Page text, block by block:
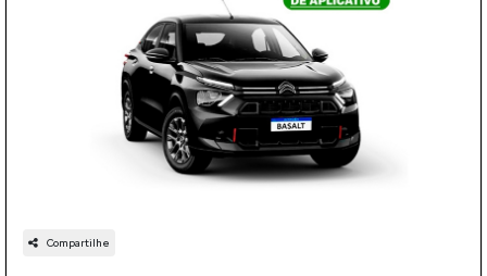
Compartilhe